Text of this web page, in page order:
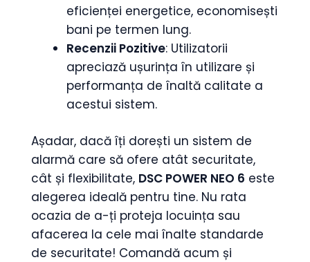
eficienței energetice, economisești
bani pe termen lung.
Recenzii Pozitive: Utilizatorii
apreciază ușurința în utilizare și
performanța de înaltă calitate a
acestui sistem.
Așadar, dacă îți dorești un sistem de
alarmă care să ofere atât securitate,
cât și flexibilitate, DSC POWER NEO 6 este
alegerea ideală pentru tine. Nu rata
ocazia de a-ți proteja locuința sau
afacerea la cele mai înalte standarde
de securitate! Comandă acum și